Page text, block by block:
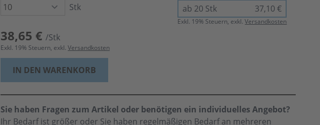
Stk
38,65 € /Stk
Exkl. 19% Steuern, exkl. Versandkosten
ab 20 Stk
37,10 €
Exkl. 19% Steuern, exkl.Versandkosten
IN DEN WARENKORB
Sie haben Fragen zum Artikel oder benötigen ein individuelles Angebot?
Ihr Bedarf ist größer oder Sie haben regelmäßigen Bedarf an mehreren